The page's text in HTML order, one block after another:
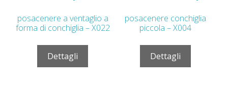
posacenere a ventaglio a
forma di conchiglia – X022
Dettagli
posacenere conchiglia
piccola – X004
Dettagli